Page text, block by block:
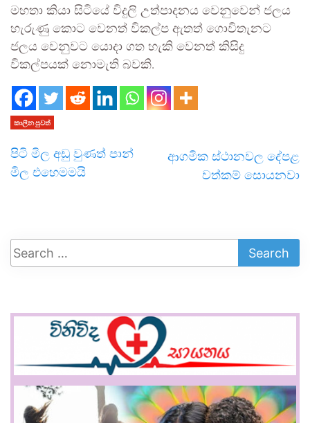
මහතා කියා සිටියේ විදුලි උත්පාදනය වෙනුවෙන් ජලය
හැරුණු කොට වෙනත් විකල්ප ඇතත් ගොවිතැනට
ජලය වෙනුවට යොදා ගත හැකි වෙනත් කිසිදු
විකල්පයක් නොමැති බවකි.
කාලීන පුවත්
පිටි මිල අඩු වුණත් පාන්
මිල එහෙමමයි
ආගමික ස්ථානවල දේපළ
වත්කම් සොයනවා